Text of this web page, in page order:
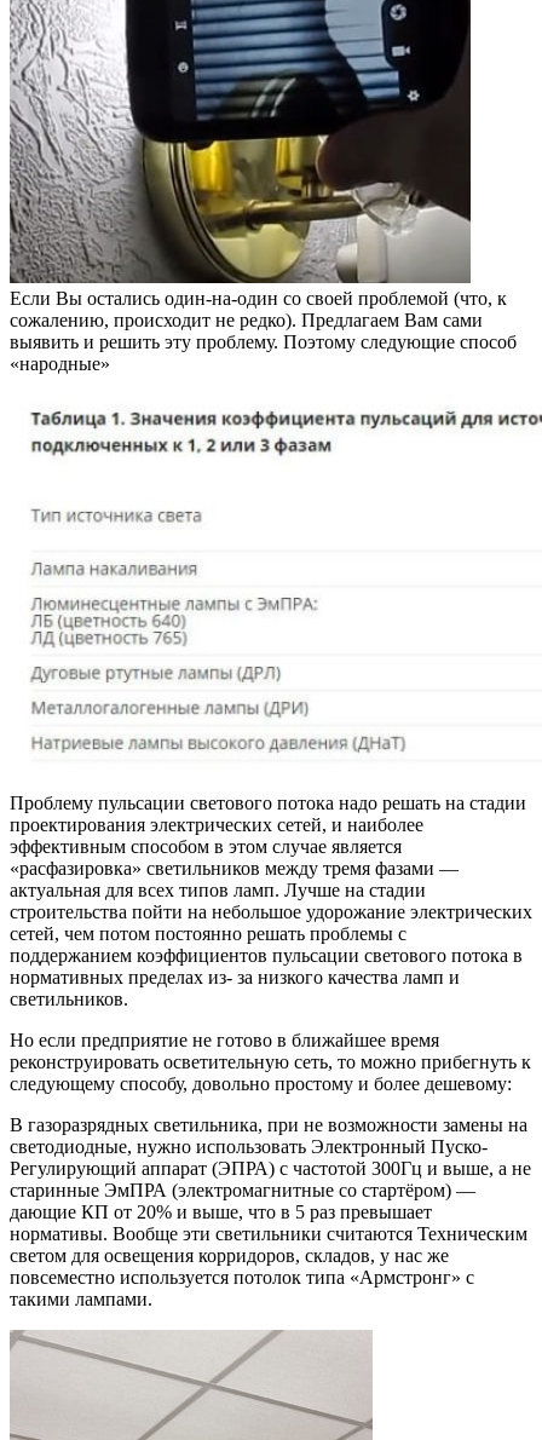
Если Вы остались один-на-один со своей проблемой (что, к
сожалению, происходит не редко). Предлагаем Вам сами
выявить и решить эту проблему. Поэтому следующие способ
«народные»
Проблему пульсации светового потока надо решать на стадии
проектирования электрических сетей, и наиболее
эффективным способом в этом случае является
«расфазировка» светильников между тремя фазами —
актуальная для всех типов ламп. Лучше на стадии
строительства пойти на небольшое удорожание электрических
сетей, чем потом постоянно решать проблемы с
поддержанием коэффициентов пульсации светового потока в
нормативных пределах из- за низкого качества ламп и
светильников.
Но если предприятие не готово в ближайшее время
реконструировать осветительную сеть, то можно прибегнуть к
следующему способу, довольно простому и более дешевому:
В газоразрядных светильника, при не возможности замены на
светодиодные, нужно использовать Электронный Пуско-
Регулирующий аппарат (ЭПРА) с частотой 300Гц и выше, а не
старинные ЭмПРА (электромагнитные со стартёром) —
дающие КП от 20% и выше, что в 5 раз превышает
нормативы. Вообще эти светильники считаются Техническим
светом для освещения корридоров, складов, у нас же
повсеместно используется потолок типа «Армстронг» с
такими лампами.